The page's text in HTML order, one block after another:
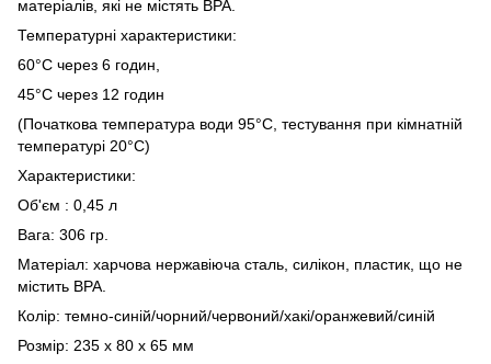
матеріалів, які не містять BPA.
Температурні характеристики:
60°С через 6 годин,
45°С через 12 годин
(Початкова температура води 95°C, тестування при кімнатній
температурі 20°C)
Характеристики:
Об'єм : 0,45 л
Вага: 306 гр.
Матеріал: харчова нержавіюча сталь, силікон, пластик, що не
містить BPA.
Колір: темно-синій/чорний/червоний/хакі/оранжевий/синій
Розмір: 235 х 80 х 65 мм